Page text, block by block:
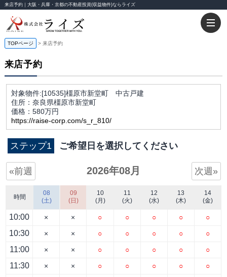
来店予約｜大阪・兵庫・京都の不動産投資(収益物件)ならライズ
TOPページ 来店予約
来店予約
対象物件:[10535]橿原市新堂町 中古戸建
住所：奈良県橿原市新堂町
価格：580万円
https://raise-corp.com/s_r_810/
ステップ1 ご希望日を選択してください
«前週 2026年08月 次週»
時間
10:00
10:30
11:00
11:30
08
(土)
×
×
×
×
09
(日)
×
×
×
×
10
(月)
○
○
○
○
11
(火)
○
○
○
○
12
(水)
○
○
○
○
13
(木)
○
○
○
○
14
(金)
○
○
○
○